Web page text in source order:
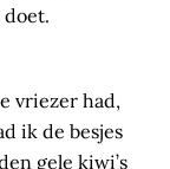
vriezer had,
ik de besjes
gele kiwi’s